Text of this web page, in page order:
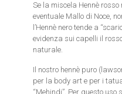
Se la miscela Hennè rosso
eventuale Mallo di Noce,
l’Hennè nero tende a
evidenza sui capelli il
naturale.
Il nostro hennè puro
per la body art e per i
“Mehindi”. Per questo uso